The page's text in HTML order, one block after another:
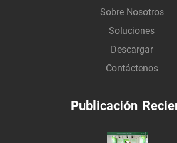
Sobre Nosotros
Soluciones
Descargar
Contáctenos
Publicación